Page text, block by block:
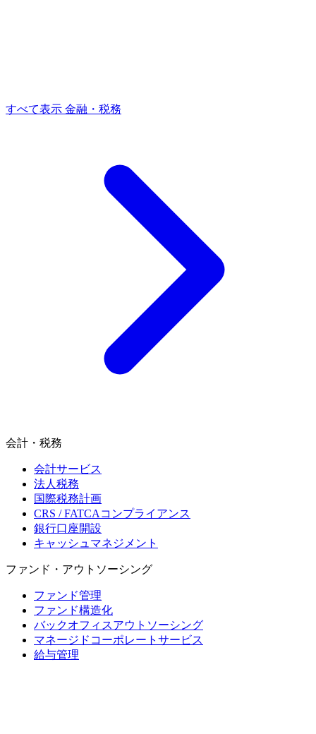
すべて表示 金融・税務
会計・税務
会計サービス
法人税務
国際税務計画
CRS / FATCAコンプライアンス
銀行口座開設
キャッシュマネジメント
ファンド・アウトソーシング
ファンド管理
ファンド構造化
バックオフィスアウトソーシング
マネージドコーポレートサービス
給与管理